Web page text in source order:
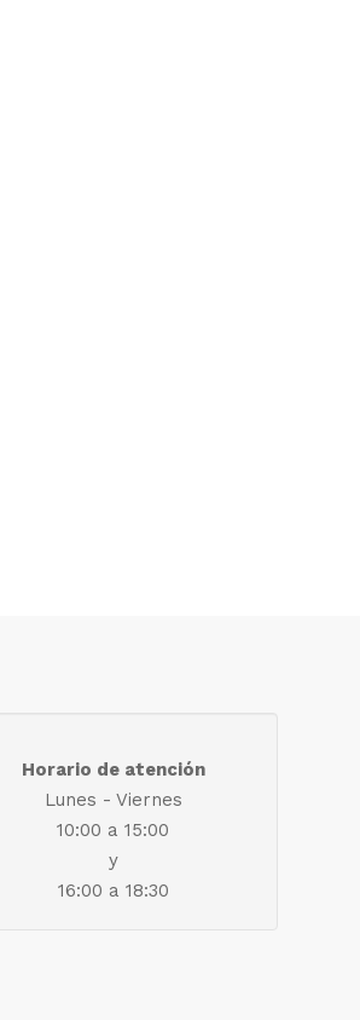
Horario de atención
Lunes - Viernes
10:00 a 15:00
y
16:00 a 18:30